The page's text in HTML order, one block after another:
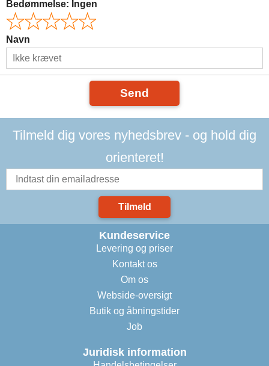
Bedømmelse: Ingen
Navn
Send
Tilmeld dig vores nyhedsbrev - og hold dig
orienteret!
Tilmeld
Kundeservice
Levering og priser
Kontakt os
Om os
Webside-oversigt
Butik og åbningstider
Job
Juridisk information